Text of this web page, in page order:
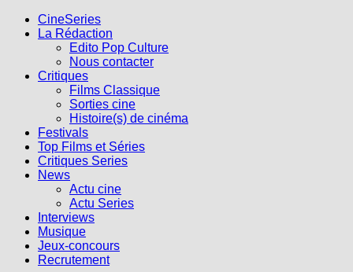
CineSeries
La Rédaction
Edito Pop Culture
Nous contacter
Critiques
Films Classique
Sorties cine
Histoire(s) de cinéma
Festivals
Top Films et Séries
Critiques Series
News
Actu cine
Actu Series
Interviews
Musique
Jeux-concours
Recrutement